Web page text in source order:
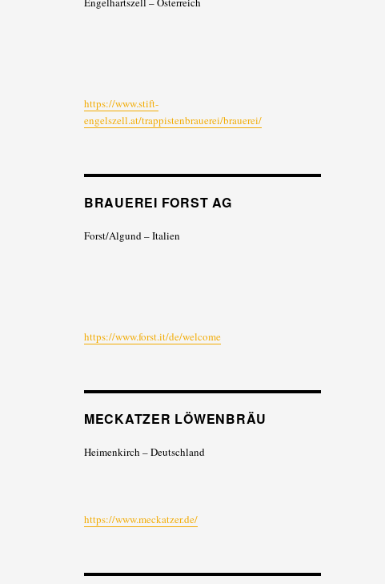
https://www.stift-
engelszell.at/trappistenbrauerei/brauerei/
BRAUEREI FORST AG
Forst/Algund – Italien
https://www.forst.it/de/welcome
MECKATZER LÖWENBRÄU
Heimenkirch – Deutschland
https://www.meckatzer.de/